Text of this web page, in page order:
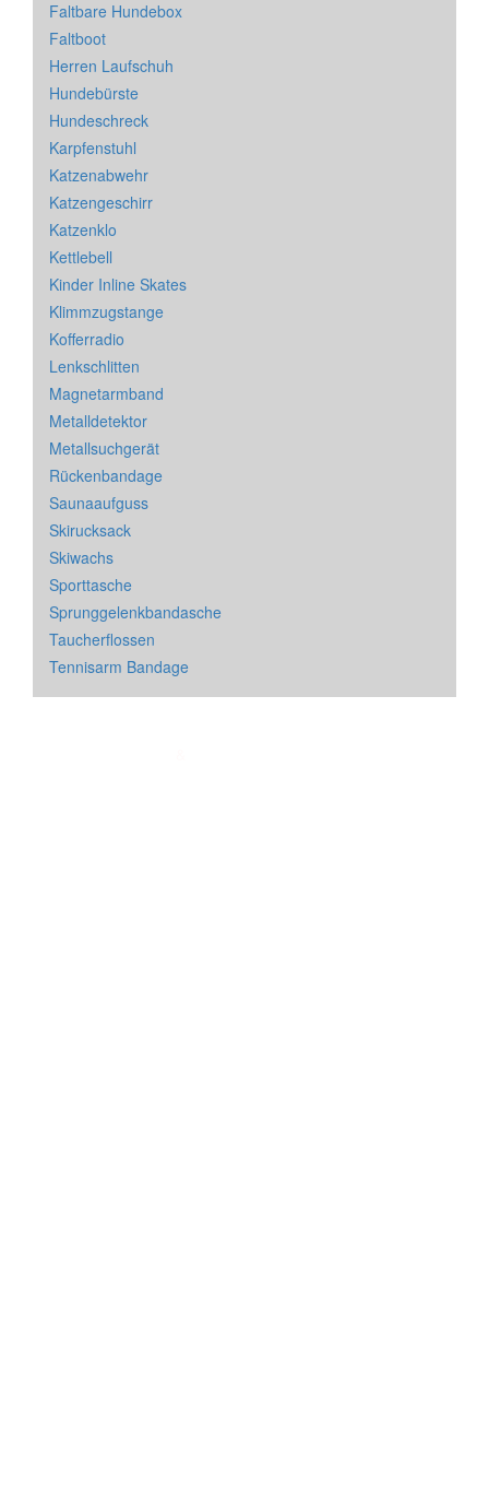
Faltbare Hundebox
Faltboot
Herren Laufschuh
Hundebürste
Hundeschreck
Karpfenstuhl
Katzenabwehr
Katzengeschirr
Katzenklo
Kettlebell
Kinder Inline Skates
Klimmzugstange
Kofferradio
Lenkschlitten
Magnetarmband
Metalldetektor
Metallsuchgerät
Rückenbandage
Saunaaufguss
Skirucksack
Skiwachs
Sporttasche
Sprunggelenkbandasche
Taucherflossen
Tennisarm Bandage